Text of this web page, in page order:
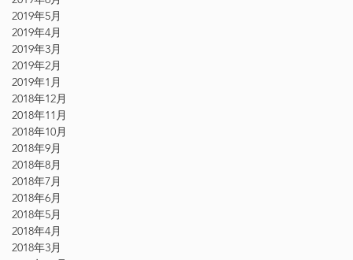
2019年5月
2019年4月
2019年3月
2019年2月
2019年1月
2018年12月
2018年11月
2018年10月
2018年9月
2018年8月
2018年7月
2018年6月
2018年5月
2018年4月
2018年3月